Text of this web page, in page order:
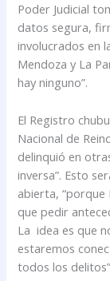
Poder Judicial
datos segura,
involucrados en
Mendoza y La
hay ninguno”.
El Registro
Nacional de
delinquió en
inversa”. Esto
abierta,
que pedir
La idea es que
estaremos
todos los